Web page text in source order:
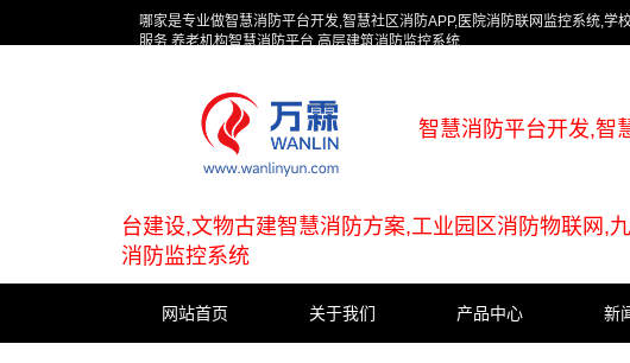
哪家是专业做智慧消防平台开发,智慧社区消防APP,医院消防联网监控系统,
服务,养老机构智慧消防平台,高层建筑消防监控系统
智慧消防平台开发,智
台建设,文物古建智慧消防方案,工业园区消防物联网,
消防监控系统
网站首页 关于我们 产品中心 新